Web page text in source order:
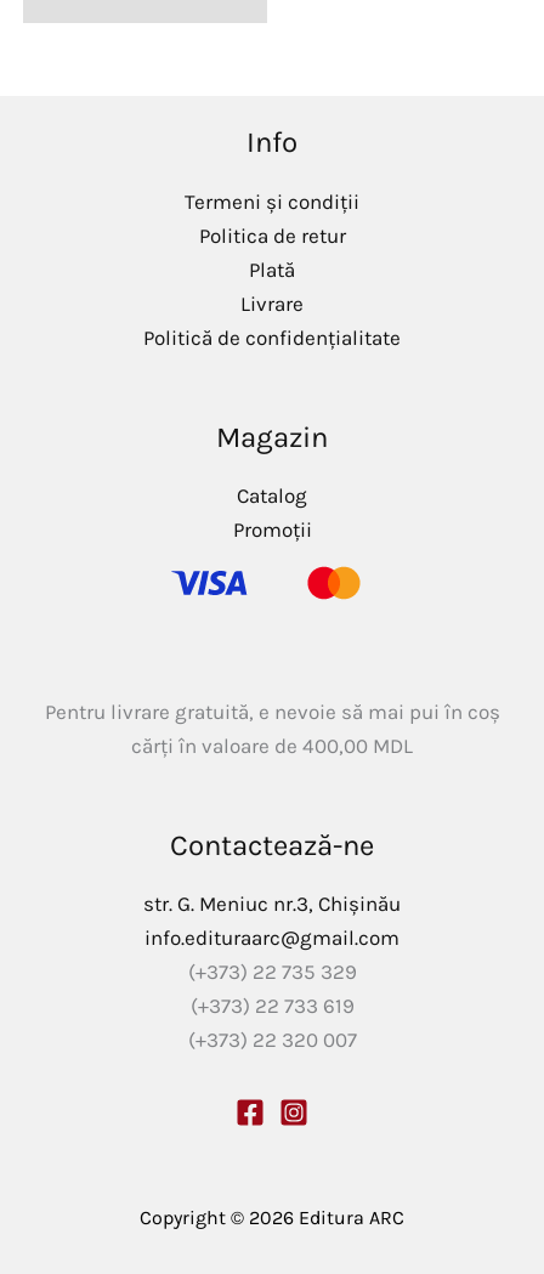
Info
Termeni și condiții
Politica de retur
Plată
Livrare
Politică de confidențialitate
Magazin
Catalog
Promoții
Pentru livrare gratuită, e nevoie să mai pui în coș
cărți în valoare de 400,00 MDL
Contactează-ne
str. G. Meniuc nr.3, Chișinău
info.edituraarc@gmail.com
(+373) 22 735 329
(+373) 22 733 619
(+373) 22 320 007
Copyright © 2026 Editura ARC